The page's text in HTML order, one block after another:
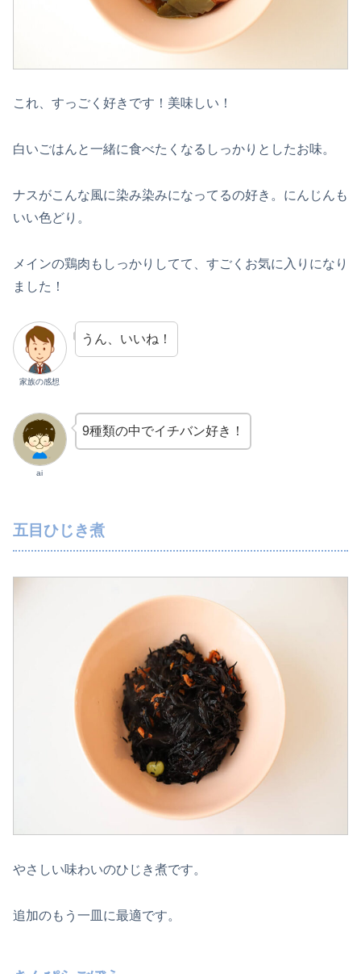
これ、すっごく好きです！美味しい！
白いごはんと一緒に食べたくなるしっかりとしたお味。
ナスがこんな風に染み染みになってるの好き。にんじんも
いい色どり。
メインの鶏肉もしっかりしてて、すごくお気に入りになり
ました！
家族の感想
うん、いいね！
ai
9種類の中でイチバン好き！
五目ひじき煮
やさしい味わいのひじき煮です。
追加のもう一皿に最適です。